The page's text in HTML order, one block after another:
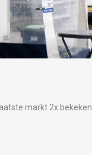
markt 2x bekeken